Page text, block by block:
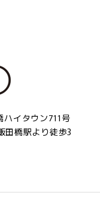
イタウン711号
田橋駅より徒歩3